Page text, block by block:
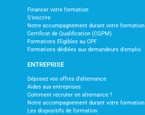
Financer votre formation
S'inscrire
Notre accompagnement durant votre formation
Certificat de Qualification (CQPM)
Formations Eligibles au CPF
Formations dédiées aux demandeurs d'emploi
ENTREPRISE
Déposez vos offres d'alternance
Aides aux entreprises
Comment recruter en alternance ?
Notre accompagnement durant votre formation
Les dispositifs de formation